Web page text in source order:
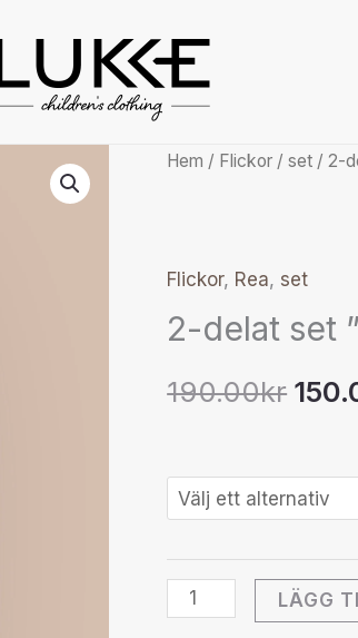
Hem / Flickor /set / 2-
Flickor, Rea, set
2-delat set
190.00kr
Det
priset
var:
2-
mängd
LÄGG